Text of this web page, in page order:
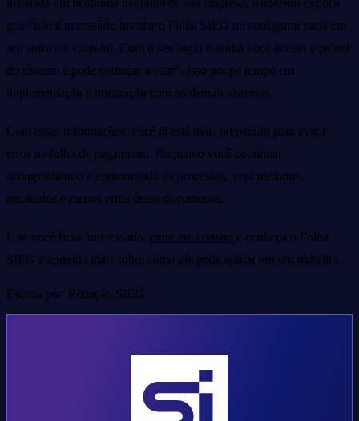
que “não é necessário instalar o Folha SIEG ou configurar nada em
seu software contábil. Com o seu login e senha você acessa o painel
do sistema e pode começar a usar”. Isso poupa tempo em
implementação e integração com os demais sistemas.
Com essas informações, você já está mais preparado para evitar
erros na folha de pagamento. Enquanto você continuar
acompanhando e aprimorando os processos, verá melhores
resultados e menos erros desse documento.
E se você ficou interessado, entre em contato e conheça o Folha
SIEG e aprenda mais sobre como ele pode ajudar em seu trabalho.
Escrito por: Redação SIEG